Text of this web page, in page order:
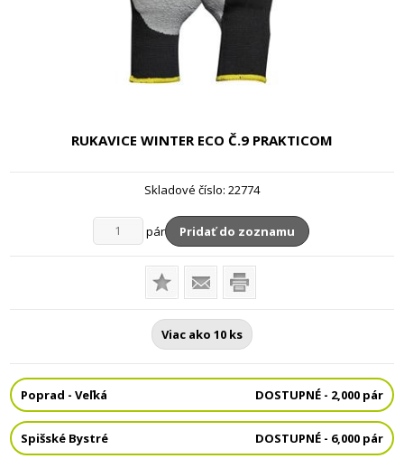
RUKAVICE WINTER ECO Č.9 PRAKTICOM
Skladové číslo: 22774
pár Pridať do zoznamu
Viac ako 10 ks
Poprad - Veľká DOSTUPNÉ - 2,000 pár
Spišské Bystré DOSTUPNÉ - 6,000 pár